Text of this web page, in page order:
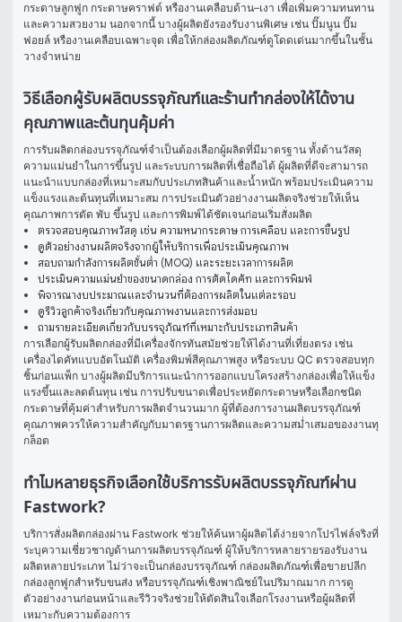
กระดาษลูกฟูก กระดาษคราฟต์ หรืองานเคลือบด้าน–เงา เพื่อเพิ่มความทนทาน
และความสวยงาม นอกจากนี้ บางผู้ผลิตยังรองรับงานพิเศษ เช่น ปั๊มนูน ปั๊ม
ฟอยล์ หรืองานเคลือบเฉพาะจุด เพื่อให้กล่องผลิตภัณฑ์ดูโดดเด่นมากขึ้นในชั้น
วางจำหน่าย
วิธีเลือกผู้รับผลิตบรรจุภัณฑ์และร้านทำกล่องให้ได้งาน
คุณภาพและต้นทุนคุ้มค่า
การรับผลิตกล่องบรรจุภัณฑ์จำเป็นต้องเลือกผู้ผลิตที่มีมาตรฐาน ทั้งด้านวัสดุ
ความแม่นยำในการขึ้นรูป และระบบการผลิตที่เชื่อถือได้ ผู้ผลิตที่ดีจะสามารถ
แนะนำแบบกล่องที่เหมาะสมกับประเภทสินค้าและน้ำหนัก พร้อมประเมินความ
แข็งแรงและต้นทุนที่เหมาะสม การประเมินตัวอย่างงานผลิตจริงช่วยให้เห็น
คุณภาพการตัด พับ ขึ้นรูป และการพิมพ์ได้ชัดเจนก่อนเริ่มสั่งผลิต
ตรวจสอบคุณภาพวัสดุ เช่น ความหนากระดาษ การเคลือบ และการขึ้นรูป
ดูตัวอย่างงานผลิตจริงจากผู้ให้บริการเพื่อประเมินคุณภาพ
สอบถามกำลังการผลิตขั้นต่ำ (MOQ) และระยะเวลาการผลิต
ประเมินความแม่นยำของขนาดกล่อง การตัดไดคัท และการพิมพ์
พิจารณางบประมาณและจำนวนที่ต้องการผลิตในแต่ละรอบ
ดูรีวิวลูกค้าจริงเกี่ยวกับคุณภาพงานและการส่งมอบ
ถามรายละเอียดเกี่ยวกับบรรจุภัณฑ์ที่เหมาะกับประเภทสินค้า
การเลือกผู้รับผลิตกล่องที่มีเครื่องจักรทันสมัยช่วยให้ได้งานที่เที่ยงตรง เช่น
เครื่องไดคัทแบบอัตโนมัติ เครื่องพิมพ์สีคุณภาพสูง หรือระบบ QC ตรวจสอบทุก
ชิ้นก่อนแพ็ก บางผู้ผลิตมีบริการแนะนำการออกแบบโครงสร้างกล่องเพื่อให้แข็ง
แรงขึ้นและลดต้นทุน เช่น การปรับขนาดเพื่อประหยัดกระดาษหรือเลือกชนิด
กระดาษที่คุ้มค่าสำหรับการผลิตจำนวนมาก ผู้ที่ต้องการงานผลิตบรรจุภัณฑ์
คุณภาพควรให้ความสำคัญกับมาตรฐานการผลิตและความสม่ำเสมอของงานทุ
กล็อต
ทำไมหลายธุรกิจเลือกใช้บริการรับผลิตบรรจุภัณฑ์ผ่าน
Fastwork?
บริการสั่งผลิตกล่องผ่าน Fastwork ช่วยให้ค้นหาผู้ผลิตได้ง่ายจากโปรไฟล์จริงที่
ระบุความเชี่ยวชาญด้านการผลิตบรรจุภัณฑ์ ผู้ให้บริการหลายรายรองรับงาน
ผลิตหลายประเภท ไม่ว่าจะเป็นกล่องบรรจุภัณฑ์ กล่องผลิตภัณฑ์เพื่อขายปลีก
กล่องลูกฟูกสำหรับขนส่ง หรือบรรจุภัณฑ์เชิงพาณิชย์ในปริมาณมาก การดู
ตัวอย่างงานก่อนหน้าและรีวิวจริงช่วยให้ตัดสินใจเลือกโรงงานหรือผู้ผลิตที่
เหมาะกับความต้องการ